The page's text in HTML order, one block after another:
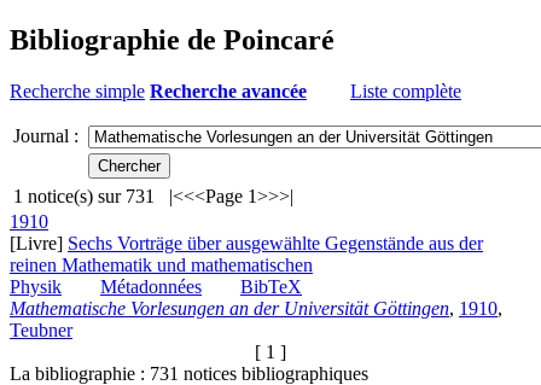
Bibliographie de Poincaré
Recherche simple Recherche avancée Liste complète
Journal :
1 notice(s) sur 731 |<<<Page 1>>>|
1910
[Livre] Sechs Vorträge über ausgewählte Gegenstände aus der
reinen Mathematik und mathematischen
Physik
Métadonnées
BibTeX
Mathematische Vorlesungen an der Universität Göttingen, 1910,
Teubner
[ 1 ]
La bibliographie : 731 notices bibliographiques